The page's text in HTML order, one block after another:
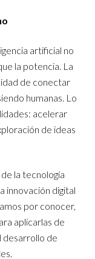
artificial no
la potencia. La
de conectar
humanas. Lo
acelerar
de ideas
la tecnología
innovación digital
por conocer,
aplicarlas de
desarrollo de